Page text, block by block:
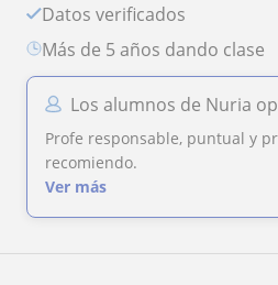
Datos verificados
más de 5 años dando clase
Los alumnos de Nuria
Profe responsable, puntual y
recomiendo.
Ver más